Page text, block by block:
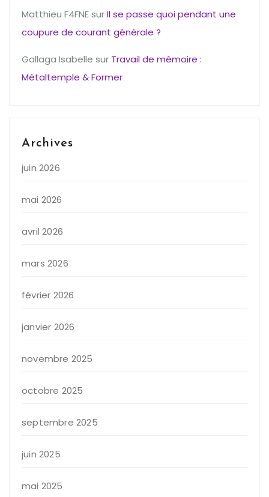
Matthieu F4FNEsurIl se passe quoi pendant une
coupure de courant générale ?
Gallaga Isabelle sur Travail de mémoire :
Métaltemple & Former
Archives
juin 2026
mai 2026
avril 2026
mars 2026
février 2026
janvier 2026
novembre 2025
octobre 2025
septembre 2025
juin 2025
mai 2025